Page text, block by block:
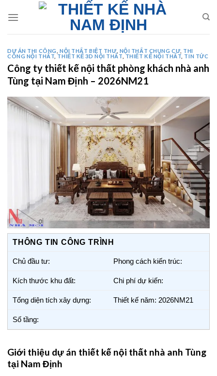
DỰ ÁN THI CÔNG NỘI THẤT BIỆT THƯ NỘI THẤT CHUNG CƯ THI
CÔNG NỘI THẤT ,THIẾT KẾ 3D NỘI THẤT ,THIẾT KẾ NỘI THẤT TIN TỨC
Công ty thiết kế nội thất phòng khách nhà anh
Tùng tại Nam Định – 2026NM21
THÔNG TIN CÔNG TRÌNH
Chủ đầu tư: Phong cách kiến trúc:
Kích thước khu đất: Chi phí dự kiến:
Tổng diện tích xây dựng: Thiết kế năm: 2026NM21
Số tầng:
Giới thiệu dự án thiết kế nội thất nhà anh Tùng
tại Nam Định